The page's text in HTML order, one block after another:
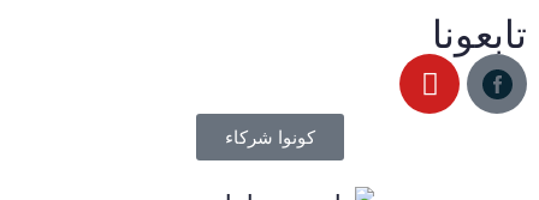
تابعونا
كونوا شركاء